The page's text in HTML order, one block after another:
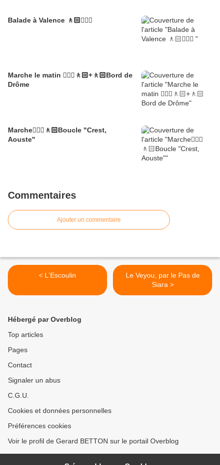
Balade à Valence 🚶🏻🚶🏼‍♂️
Marche le matin 🚶🏼‍♂️🚶🏻+🚶🏻Bord de
Drôme
Marche🚶🏼‍♂️🚶🏻Boucle "Crest,
Aouste"
Commentaires
Ajouter un commentaire
< L'Escoulin
Le Veyou, par le Pas de
Siara >
Hébergé par Overblog
Top articles
Pages
Contact
Signaler un abus
C.G.U.
Cookies et données personnelles
Préférences cookies
Voir le profil de Gerard BETTON sur le portail Overblog